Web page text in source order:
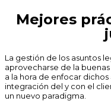
Mejores
La gestión de los asuntos
aprovecharse de la
a la hora de enfocar
integración del y con el
un nuevo paradigma.